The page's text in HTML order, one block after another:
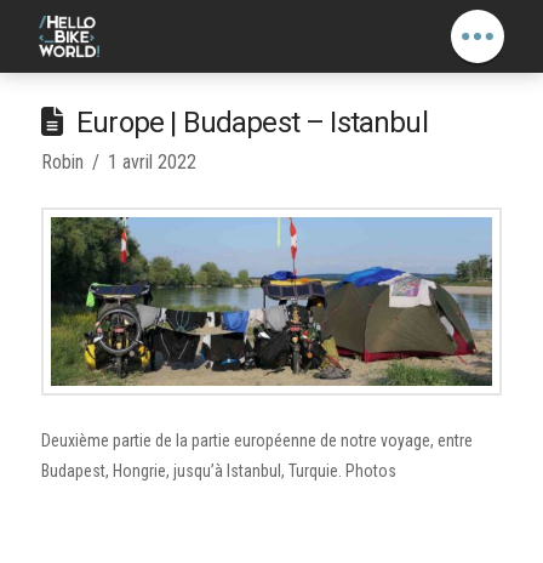
Europe | Budapest – Istanbul
Robin 1 avril 2022
Deuxième partie de la partie européenne de notre voyage, entre
Budapest, Hongrie, jusqu’à Istanbul, Turquie. Photos